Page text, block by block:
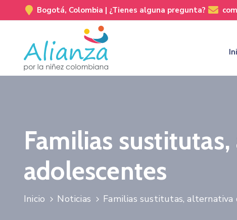
Bogotá, Colombia | ¿Tienes alguna pregunta?
Familias
adolescentes
Inicio Noticias Familias sustitutas, alternativa